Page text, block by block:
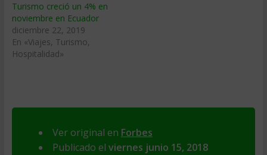
Turismo creció un 4% en
noviembre en Ecuador
diciembre 22, 2019
En «Viajes, Turismo,
Hospitalidad»
Ver original en Forbes
Publicado el viernes junio 15, 2018